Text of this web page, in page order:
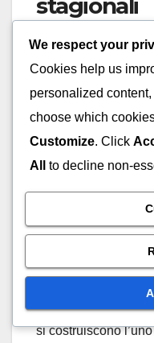
stagionali
Ogni stagione di
tre mesi, con nuovi
Acquistare il Pass
giocatori di
meccaniche di
contenuti fin
più coesa, poiché
si costruiscono
We respect your
Cookies help us
personalized
choose which
Customize. Click
All
to decline non-